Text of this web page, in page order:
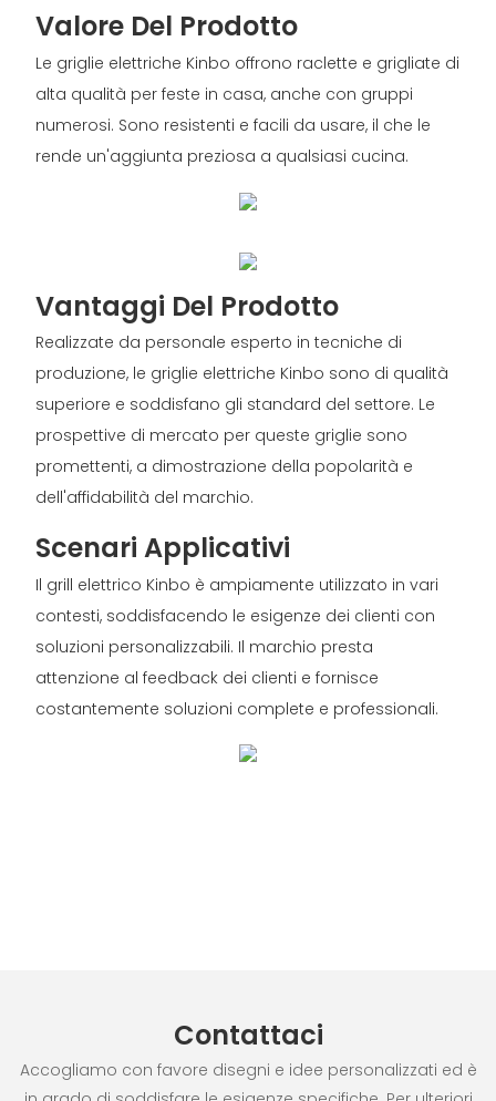
Valore Del Prodotto
Le griglie elettriche Kinbo offrono raclette e grigliate di
alta qualità per feste in casa, anche con gruppi
numerosi. Sono resistenti e facili da usare, il che le
rende un'aggiunta preziosa a qualsiasi cucina.
Vantaggi Del Prodotto
Realizzate da personale esperto in tecniche di
produzione, le griglie elettriche Kinbo sono di qualità
superiore e soddisfano gli standard del settore. Le
prospettive di mercato per queste griglie sono
promettenti, a dimostrazione della popolarità e
dell'affidabilità del marchio.
Scenari Applicativi
Il grill elettrico Kinbo è ampiamente utilizzato in vari
contesti, soddisfacendo le esigenze dei clienti con
soluzioni personalizzabili. Il marchio presta
attenzione al feedback dei clienti e fornisce
costantemente soluzioni complete e professionali.
Contattaci
Accogliamo con favore disegni e idee personalizzati ed è